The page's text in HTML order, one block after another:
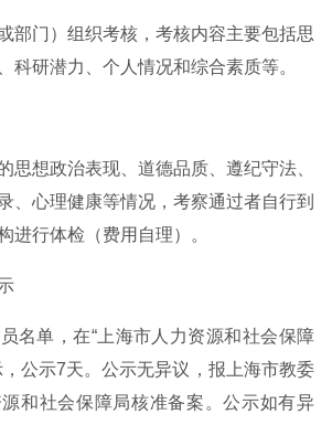
部门）组织考核，考核内容主要包括思
科研潜力、个人情况和综合素质等。
思想政治表现、道德品质、遵纪守法、
、心理健康等情况，考察通过者自行到
进行体检（费用自理）。
名单，在“上海市人力资源和社会保障
，公示7天。公示无异议，报上海市教委
和社会保障局核准备案。公示如有异